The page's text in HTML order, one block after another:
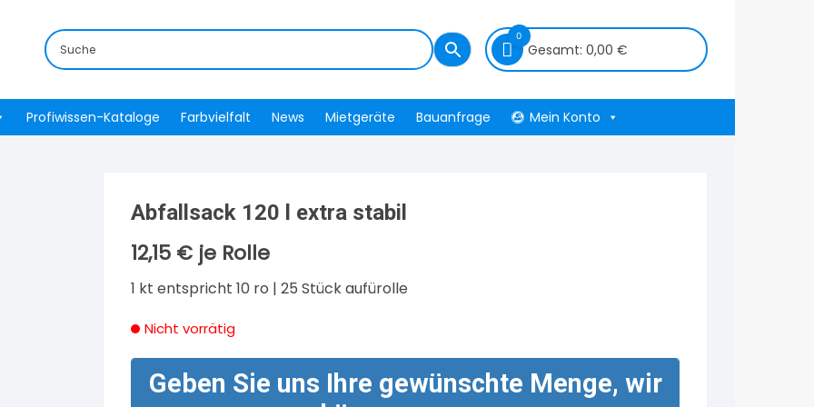
0
Gesamt: 0,00 €
Profiwissen-Kataloge Farbvielfalt News Mietgeräte Bauanfrage Mein Konto
Abfallsack 120 l extra stabil
12,15 € je Rolle
1 kt entspricht 10 ro | 25 Stück aufürolle
Nicht vorrätig
Geben Sie uns Ihre gewünschte Menge, wir